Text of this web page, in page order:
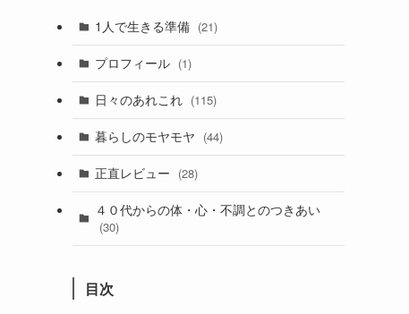
1人で生きる準備 (21)
プロフィール (1)
日々のあれこれ (115)
暮らしのモヤモヤ (44)
正直レビュー (28)
４０代からの体・心・不調とのつきあい
(30)
目次